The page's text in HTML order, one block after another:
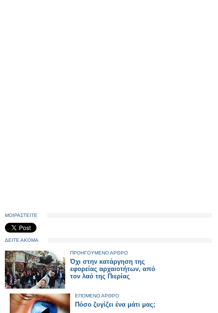
ΜΟΙΡΑΣΤΕΙΤΕ
ΔΕΙΤΕ ΑΚΟΜΑ
ΠΡΟΗΓΟΥΜΕΝΟ ΑΡΘΡΟ
Όχι στην κατάργηση της
εφορείας αρχαιοτήτων, από
τον λαό της Πιερίας
ΕΠΟΜΕΝΟ ΑΡΘΡΟ
Πόσο ζυγίζει ένα μάτι μας;